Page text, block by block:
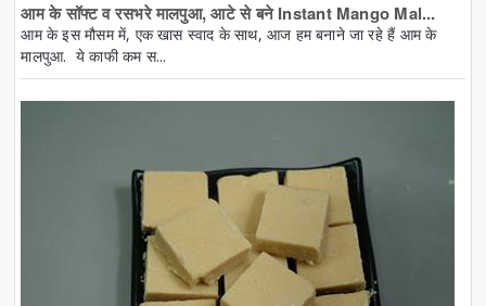
आम के सॉफ्ट व रसभरे मालपुआ, आटे से बने Instant Mango Mal...
आम के इस मौसम में, एक खास स्वाद के साथ, आज हम बनाने जा रहे हैं आम के
मालपुआ. ये काफी कम स...